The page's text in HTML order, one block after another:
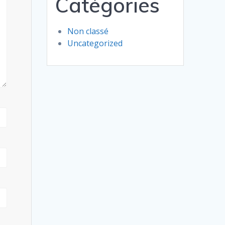
Non classé
Uncategorized